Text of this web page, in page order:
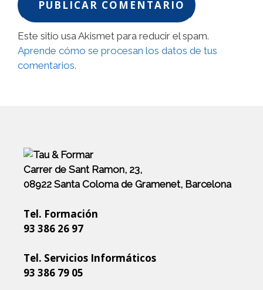
Este sitio usa Akismet para reducir el spam.
Aprende cómo se procesan los datos de tus
comentarios.
Carrer de Sant Ramon, 23,
08922 Santa Coloma de Gramenet, Barcelona
Tel. Formación
93 386 26 97
Tel. Servicios Informáticos
93 386 79 05